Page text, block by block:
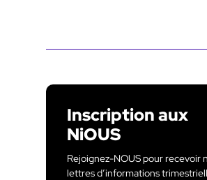
Inscription aux
NiOUS
Rejoignez-NOUS pour recevoir
lettres d’informations